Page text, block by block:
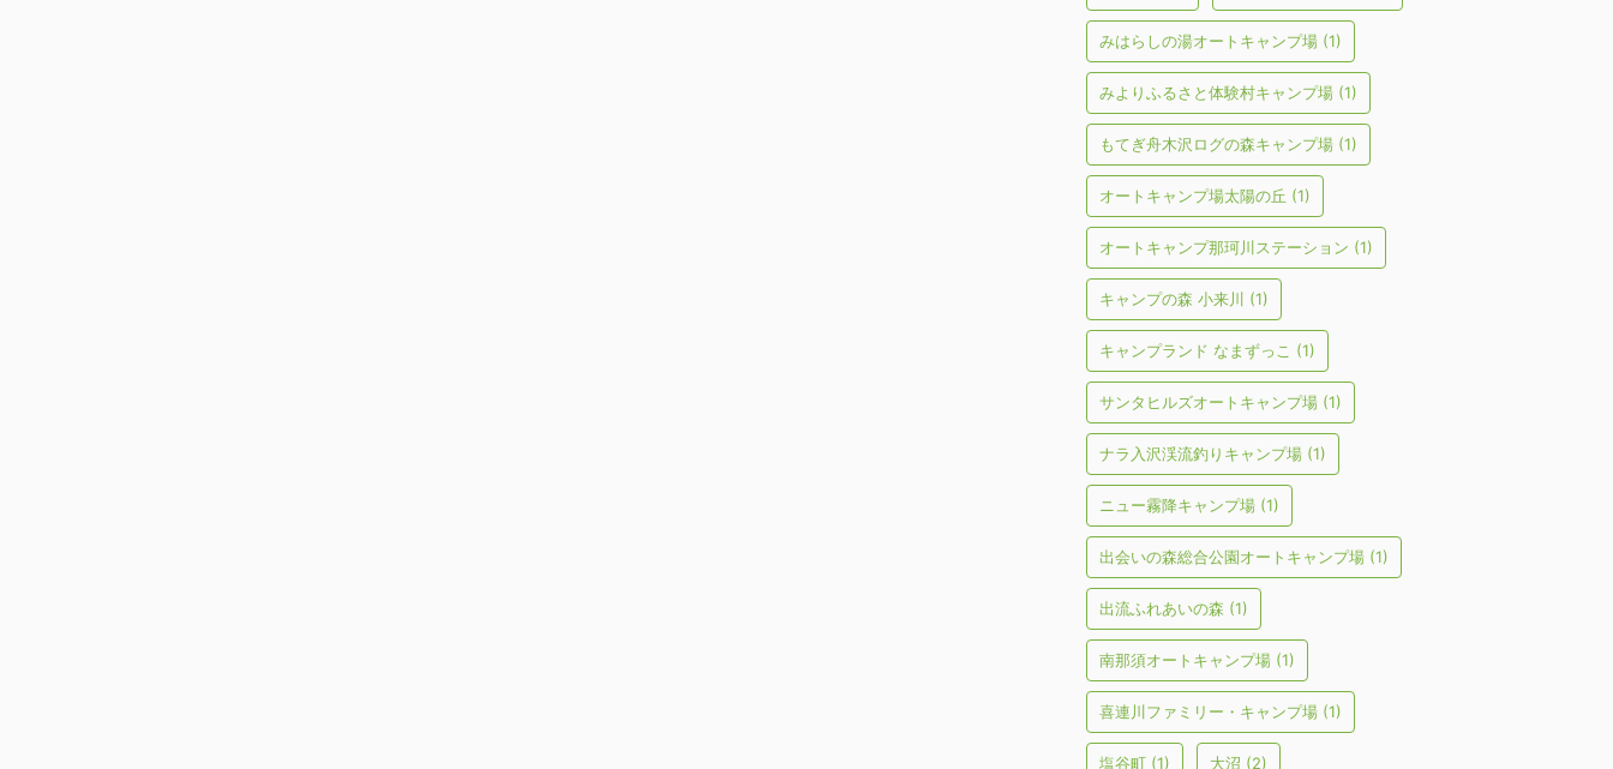
みはらしの湯オートキャンプ場 (1)
みよりふるさと体験村キャンプ場 (1)
もてぎ舟木沢ログの森キャンプ場 (1)
オートキャンプ場太陽の丘 (1)
オートキャンプ那珂川ステーション (1)
キャンプの森 小来川 (1)
キャンプランド なまずっこ (1)
サンタヒルズオートキャンプ場 (1)
ナラ入沢渓流釣りキャンプ場 (1)
ニュー霧降キャンプ場 (1)
出会いの森総合公園オートキャンプ場 (1)
出流ふれあいの森 (1)
南那須オートキャンプ場 (1)
喜連川ファミリー・キャンプ場 (1)
塩谷町 (1) 大沼 (2)